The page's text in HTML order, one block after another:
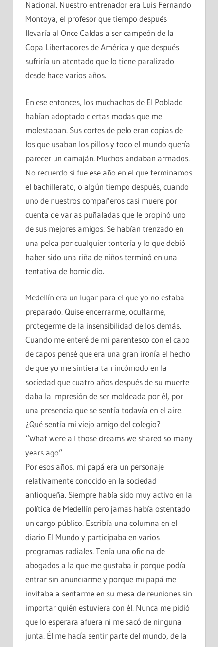
Nacional. Nuestro entrenador era Luis Fernando
Montoya, el profesor que tiempo después
llevaría al Once Caldas a ser campeón de la
Copa Libertadores de América y que después
sufriría un atentado que lo tiene paralizado
desde hace varios años.
En ese entonces, los muchachos de El Poblado
habían adoptado ciertas modas que me
molestaban. Sus cortes de pelo eran copias de
los que usaban los pillos y todo el mundo quería
parecer un camaján. Muchos andaban armados.
No recuerdo si fue ese año en el que terminamos
el bachillerato, o algún tiempo después, cuando
uno de nuestros compañeros casi muere por
cuenta de varias puñaladas que le propinó uno
de sus mejores amigos. Se habían trenzado en
una pelea por cualquier tontería y lo que debió
haber sido una riña de niños terminó en una
tentativa de homicidio.
Medellín era un lugar para el que yo no estaba
preparado. Quise encerrarme, ocultarme,
protegerme de la insensibilidad de los demás.
Cuando me enteré de mi parentesco con el capo
de capos pensé que era una gran ironía el hecho
de que yo me sintiera tan incómodo en la
sociedad que cuatro años después de su muerte
daba la impresión de ser moldeada por él, por
una presencia que se sentía todavía en el aire.
¿Qué sentía mi viejo amigo del colegio?
“What were all those dreams we shared so many
years ago”
Por esos años, mi papá era un personaje
relativamente conocido en la sociedad
antioqueña. Siempre había sido muy activo en la
política de Medellín pero jamás había ostentado
un cargo público. Escribía una columna en el
diario El Mundo y participaba en varios
programas radiales. Tenía una oficina de
abogados a la que me gustaba ir porque podía
entrar sin anunciarme y porque mi papá me
invitaba a sentarme en su mesa de reuniones sin
importar quién estuviera con él. Nunca me pidió
que lo esperara afuera ni me sacó de ninguna
junta. Él me hacía sentir parte del mundo, de la